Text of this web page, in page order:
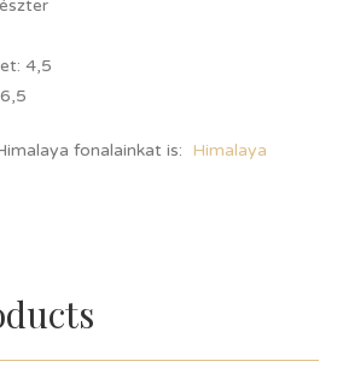
4,5
fonalainkat is: Himalaya